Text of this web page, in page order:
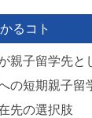
るコト
親子留学先と
の短期親子留
先の選択肢